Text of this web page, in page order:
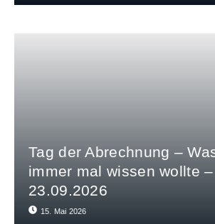
Tag der Abrechnung –
immer mal wissen wollte –
23.09.2026
15. Mai 2026